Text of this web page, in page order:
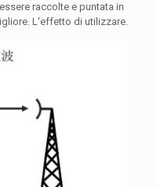
raccolte e puntata in
L'effetto di utilizzare.